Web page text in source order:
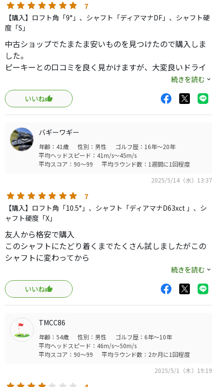
7
【購入】ロフト角「9°」、シャフト「ディアマナDF」、シャフト硬
度「S」
中古ショップでたまたま安いものを見つけたので購入しま
した。
ピーキーとの口コミを良く見かけますが、大変良いドライ
まず、顔がコンパクトでスッと構えられます。ヘッドがマ
ットなのもかっこいいです。
捕まりがそれなりにあるので、シャフトはDFで捕まりを抑
えましたが、とても相性が良かったです。
初速も出て、飛距離が期待できます。
ステルス2は打っていないので、比較はできませんがかなり
の完成度だと思います。
続きを読む
いいね
バギーワギー
年齢：41歳 性別：男性
ゴルフ歴：16年～20年
平均ヘッドスピード：41m/s～45m/s
平均スコア：90～99
平均ラウンド数：1週間に1回程度
2025/5/14（水）13:37
7
【購入】ロフト角「10.5°」、シャフト「ディアマナD63xct 」、シ
ャフト硬度「X」
友人から格安で購入
このシャフトにたどり着くまでたくさん試しましたがこの
シャフトに変わってから
初速は早くなりバックスピンは適当になりました
コースに残る玉を250ヤード以上とばせるのでとても重宝し
ています
私にとってはこの，組み合わせが最適解です
サイドスピンは減ったので変に曲がらず飛びます
続きを読む
いいね
TMCC86
年齢：54歳 性別：男性
ゴルフ歴：6年～10年
平均ヘッドスピード：46m/s～50m/s
平均スコア：90～99
平均ラウンド数：2か月に1回程度
2025/5/1（木）19:19